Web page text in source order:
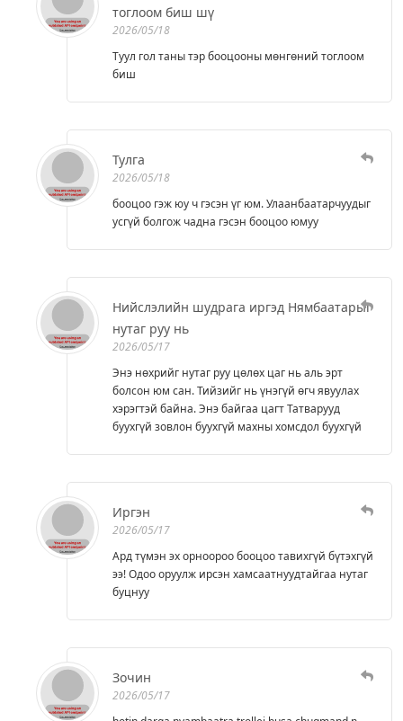
тоглоом биш шү
2026/05/18
Туул гол таны тэр бооцооны мөнгөний тоглоом
биш
Тулга
2026/05/18
бооцоо гэж юу ч гэсэн үг юм. Улаанбаатарчуудыг
усгүй болгож чадна гэсэн бооцоо юмуу
Нийслэлийн шудрага иргэд Нямбаатарыг
нутаг руу нь
2026/05/17
Энэ нөхрийг нутаг руу цөлөх цаг нь аль эрт
болсон юм сан. Тийзийг нь үнэгүй өгч явуулах
хэрэгтэй байна. Энэ байгаа цагт Татварууд
буухгүй зовлон буухгүй махны хомсдол буухгүй
Иргэн
2026/05/17
Ард түмэн эх орноороо бооцоо тавихгүй бүтэхгүй
ээ! Одоо оруулж ирсэн хамсаатнуудтайгаа нутаг
буцнуу
Зочин
2026/05/17